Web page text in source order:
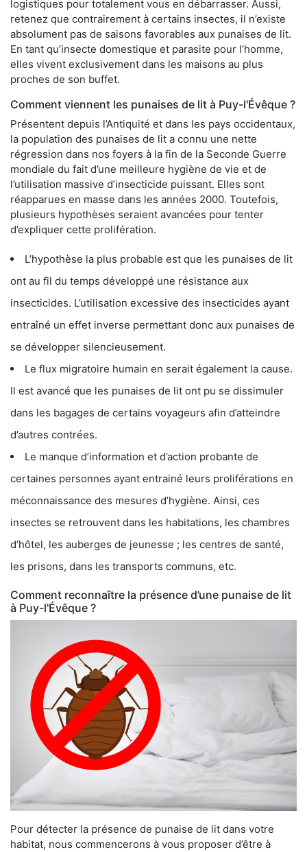
logistiques pour totalement vous en débarrasser. Aussi,
retenez que contrairement à certains insectes, il n’existe
absolument pas de saisons favorables aux punaises de lit.
En tant qu’insecte domestique et parasite pour l’homme,
elles vivent exclusivement dans les maisons au plus
proches de son buffet.
Comment viennent les punaises de lit à Puy-l'Évêque ?
Présentent depuis l’Antiquité et dans les pays occidentaux,
la population des punaises de lit a connu une nette
régression dans nos foyers à la fin de la Seconde Guerre
mondiale du fait d’une meilleure hygiène de vie et de
l’utilisation massive d’insecticide puissant. Elles sont
réapparues en masse dans les années 2000. Toutefois,
plusieurs hypothèses seraient avancées pour tenter
d’expliquer cette prolifération.
L’hypothèse la plus probable est que les punaises de lit
ont au fil du temps développé une résistance aux
insecticides. L’utilisation excessive des insecticides ayant
entraîné un effet inverse permettant donc aux punaises de
se développer silencieusement.
Le flux migratoire humain en serait également la cause.
Il est avancé que les punaises de lit ont pu se dissimuler
dans les bagages de certains voyageurs afin d’atteindre
d’autres contrées.
Le manque d’information et d’action probante de
certaines personnes ayant entrainé leurs proliférations en
méconnaissance des mesures d’hygiène. Ainsi, ces
insectes se retrouvent dans les habitations, les chambres
d’hôtel, les auberges de jeunesse ; les centres de santé,
les prisons, dans les transports communs, etc.
Comment reconnaître la présence d’une punaise de lit
à Puy-l'Évêque ?
Pour détecter la présence de punaise de lit dans votre
habitat, nous commencerons à vous proposer d’être à